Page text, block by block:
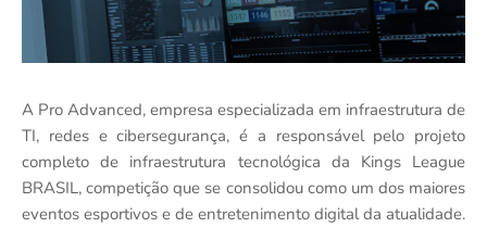
A Pro Advanced, empresa especializada em infraestrutura de
TI, redes e cibersegurança, é a responsável pelo projeto
completo de infraestrutura tecnológica da Kings League
BRASIL, competição que se consolidou como um dos maiores
eventos esportivos e de entretenimento digital da atualidade.